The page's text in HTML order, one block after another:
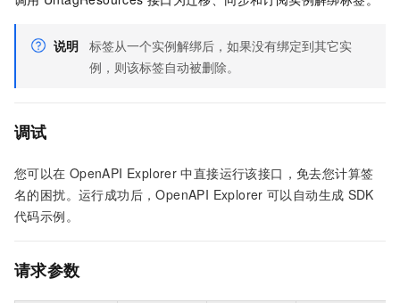
说明 标签从一个实例解绑后，如果没有绑定到其它实
例，则该标签自动被删除。
调试
您可以在 OpenAPI Explorer 中直接运行该接口，免去您计算签
名的困扰。运行成功后，OpenAPI Explorer 可以自动生成 SDK
代码示例。
请求参数